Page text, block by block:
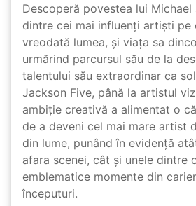
Descoperă povestea lui Michael
dintre cei mai influenți artiști pe
vreodată lumea, și viața sa
urmărind parcursul său de la
talentului său extraordinar ca
Jackson Five, până la artistul
ambiție creativă a alimentat o
de a deveni cel mai mare artist
din lume, punând în evidență
afara scenei, cât și unele dintre
emblematice momente din
începuturi.